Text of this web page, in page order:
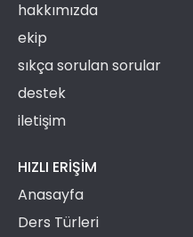
hakkımızda
ekip
sıkça sorulan sorular
destek
iletişim
HIZLI ERIŞIM
Anasayfa
Ders Türleri